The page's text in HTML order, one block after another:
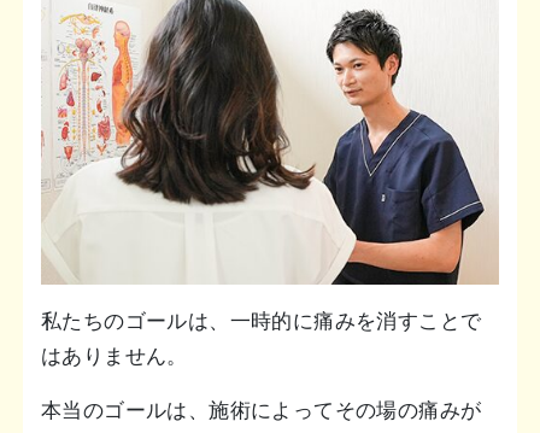
私たちのゴールは、一時的に痛みを消すことで
はありません。
本当のゴールは、施術によってその場の痛みが